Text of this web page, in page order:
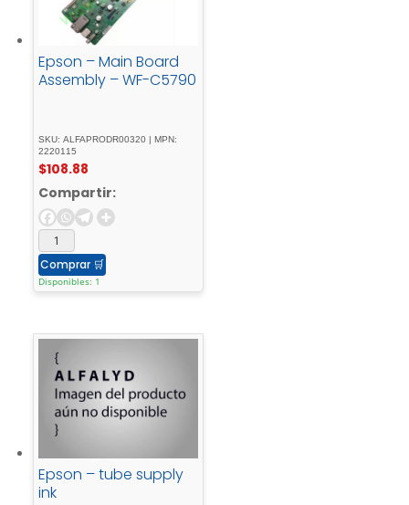
Epson – Main Board
Assembly – WF-C5790
SKU: ALFAPRODR00320 | MPN:
2220115
$108.88
Compartir:
Comprar 🛒
Disponibles: 1
Epson – tube supply
ink